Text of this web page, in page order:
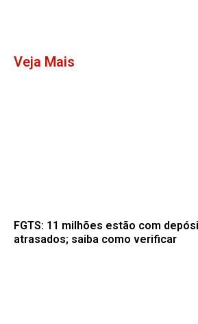
Veja Mais
FGTS: 11 milhões estão com
atrasados; saiba como verificar